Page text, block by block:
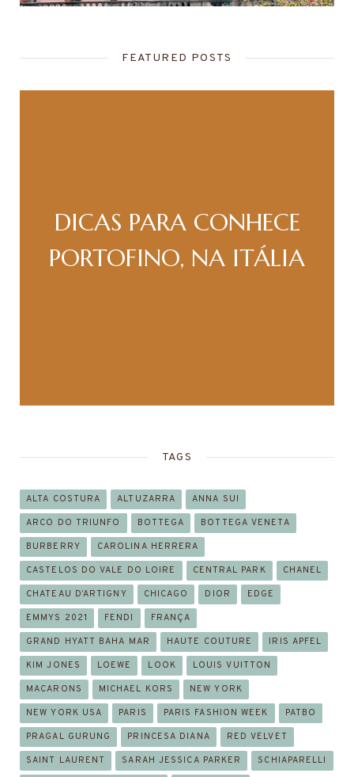
FEATURED POSTS
DICAS PARA CONHECE
PORTOFINO, NA ITÁLIA
TAGS
ALTA COSTURA ALTUZARRA ANNA SUI
ARCO DO TRIUNFO BOTTEGA BOTTEGA VENETA
BURBERRY CAROLINA HERRERA
CASTELOS DO VALE DO LOIRE CENTRAL PARK CHANEL
CHATEAU D’ARTIGNY CHICAGO DIOR EDGE
EMMYS 2021 FENDI FRANÇA
GRAND HYATT BAHA MAR HAUTE COUTURE IRIS APFEL
KIM JONES LOEWE LOOK LOUIS VUITTON
MACARONS MICHAEL KORS NEW YORK
NEW YORK USA PARIS PARIS FASHION WEEK PATBO
PRAGAL GURUNG PRINCESA DIANA RED VELVET
SAINT LAURENT SARAH JESSICA PARKER SCHIAPARELLI